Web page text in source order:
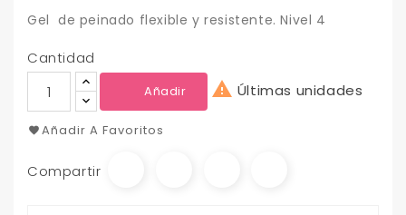
Gel de peinado flexible y resistente. Nivel 4
Cantidad
Añadir  Últimas unidades
Añadir A Favoritos
Compartir